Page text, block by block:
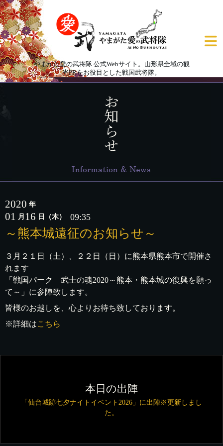
やまがた愛の武将隊 公式Webサイト。山形県全域の観
光PRをお役目とした戦国武将隊。
2020 年
01 月 16 日 （木） 09:35
～熊本城遠征のお知らせ～
３月２１日（土）、２２日（日）に熊本県熊本市で開催さ
れます
「戦国パーク 武士の魂2020～熊本・熊本城の復興を願っ
て～」に参陣致します。
皆様のお越しを、心よりお待ち致しております。
※詳細はこちら
本日の出陣
「仙台城跡七夕ナイトイベント2026」に出陣※更新しまし
た。